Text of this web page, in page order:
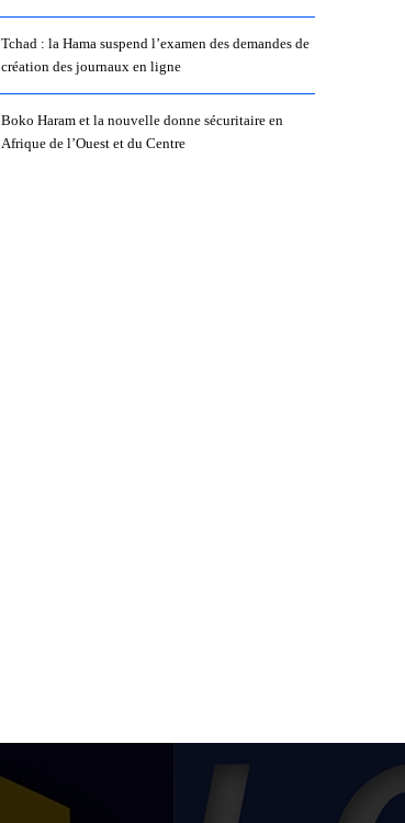
Tchad : la Hama suspend l’examen des demandes de
création des journaux en ligne
Boko Haram et la nouvelle donne sécuritaire en
Afrique de l’Ouest et du Centre